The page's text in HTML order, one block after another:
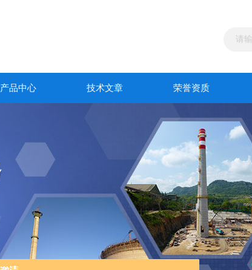
产品中心 技术文章 荣誉资质